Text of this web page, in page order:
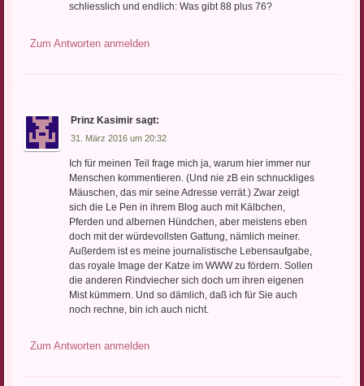
schliesslich und endlich: Was gibt 88 plus 76?
Zum Antworten anmelden
Prinz Kasimir sagt:
31. März 2016 um 20:32
Ich für meinen Teil frage mich ja, warum hier immer nur
Menschen kommentieren. (Und nie zB ein schnuckliges
Mäuschen, das mir seine Adresse verrät.) Zwar zeigt
sich die Le Pen in ihrem Blog auch mit Kälbchen,
Pferden und albernen Hündchen, aber meistens eben
doch mit der würdevollsten Gattung, nämlich meiner.
Außerdem ist es meine journalistische Lebensaufgabe,
das royale Image der Katze im WWW zu fördern. Sollen
die anderen Rindviecher sich doch um ihren eigenen
Mist kümmern. Und so dämlich, daß ich für Sie auch
noch rechne, bin ich auch nicht.
Zum Antworten anmelden